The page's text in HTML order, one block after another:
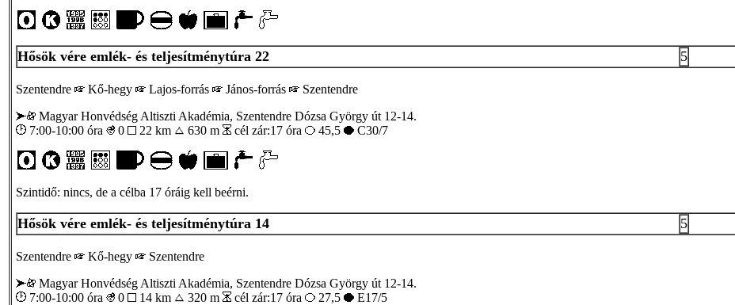
Hősök vére emlék- és teljesítménytúra 22 5
Szentendre Kő-hegy Lajos-forrás János-forrás
Szentendre
Magyar Honvédség Altiszti Akadémia, Szentendre Dózsa György út 12-14.
7:00-10:00 óra
0 22 km 630 m cél zár:17 óra 45,5 C30/7
Szintidő: nincs, de a célba 17 óráig kell beérni.
Hősök vére emlék- és teljesítménytúra 14 5
Szentendre Kő-hegy
Szentendre
Magyar Honvédség Altiszti Akadémia, Szentendre Dózsa György út 12-14.
7:00-10:00 óra
0 14 km 320 m cél zár:17 óra 27,5 E17/5